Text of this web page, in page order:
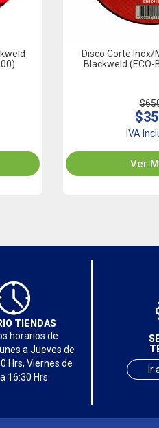
Disco Corte Inox/
Blackweld
IVA
Ver
TIENDAS
horarios de
a Jueves de
Hrs, Viernes de
16:30 Hrs
Ir